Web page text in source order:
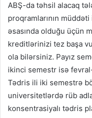
ABŞ-da təhsil alacaq
proqramlarının
əsasında olduğu üçün
kreditlərinizi tez başa
ola bilərsiniz. Payız
ikinci semestr isə
Tədris ili iki semestrə
universitetlərdə rüb
konsentrasiyalı tədris